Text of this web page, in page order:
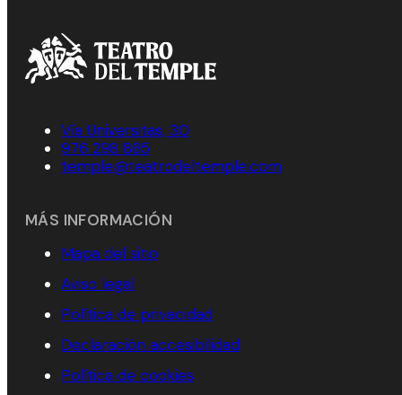
Vía Universitas, 30
976 298 865
temple@teatrodeltemple.com
MÁS INFORMACIÓN
Mapa del sitio
Aviso legal
Política de privacidad
Declaración accesibilidad
Política de cookies